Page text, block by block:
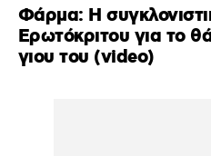
Φάρμα: Η
Ερωτόκριτου για το
γιου του (video)